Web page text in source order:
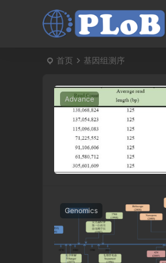
首页 基因组测序
Advance
Genomics